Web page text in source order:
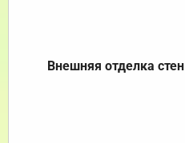
Внешняя отделка стен